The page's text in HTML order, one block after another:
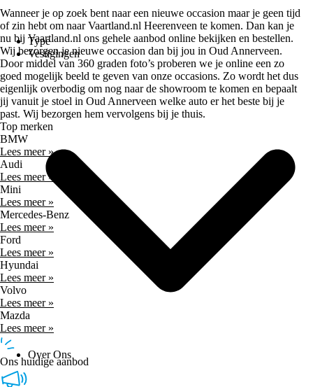
Type
Vestigingen
Over Ons
Wanneer je op zoek bent naar een nieuwe occasion maar je geen tijd
of zin hebt om naar Vaartland.nl Heerenveen te komen. Dan kan je
nu bij Vaartland.nl ons gehele aanbod online bekijken en bestellen.
Wij bezorgen je nieuwe occasion dan bij jou in Oud Annerveen.
Door middel van 360 graden foto’s proberen we je online een zo
goed mogelijk beeld te geven van onze occasions. Zo wordt het dus
eigenlijk overbodig om nog naar de showroom te komen en bepaalt
jij vanuit je stoel in Oud Annerveen welke auto er het beste bij je
past. Wij bezorgen hem vervolgens bij je thuis.
Top merken
BMW
Lees meer »
Audi
Lees meer »
Mini
Lees meer »
Mercedes-Benz
Lees meer »
Ford
Lees meer »
Hyundai
Lees meer »
Volvo
Lees meer »
Mazda
Lees meer »
Ons huidige aanbod